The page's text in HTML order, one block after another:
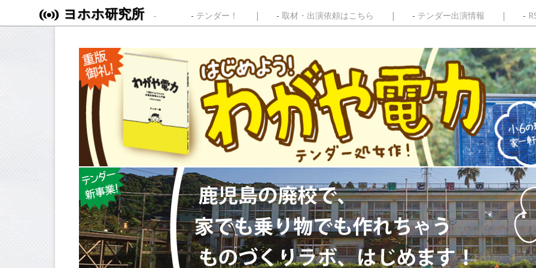
ヨホホ研究所 Skip to contentテンダー！ 取材・出演依頼はこちら テンダー出演情報